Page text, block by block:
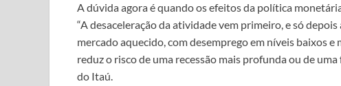
A dúvida agora é quando os efeitos da política
“A desaceleração da atividade vem primeiro, e só
mercado aquecido, com desemprego em níveis baixos
reduz o risco de uma recessão mais profunda ou de
do Itaú.